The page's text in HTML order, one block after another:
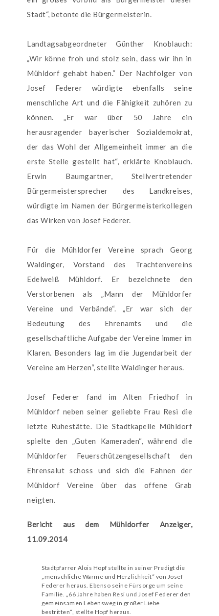
Stadt“, betonte die Bürgermeisterin.
Landtagsabgeordneter Günther Knoblauch:
„Wir könne froh und stolz sein, dass wir ihn in
Mühldorf gehabt haben.“ Der Nachfolger von
Josef Federer würdigte ebenfalls seine
menschliche Art und die Fähigkeit zuhören zu
können. „Er war über 50 Jahre ein
herausragender bayerischer Sozialdemokrat,
der das Wohl der Allgemeinheit immer an die
erste Stelle gestellt hat“, erklärte Knoblauch.
Erwin Baumgartner, Stellvertretender
Bürgermeistersprecher des Landkreises,
würdigte im Namen der Bürgermeisterkollegen
das Wirken von Josef Federer.
Für die Mühldorfer Vereine sprach Georg
Waldinger, Vorstand des Trachtenvereins
Edelweiß Mühldorf. Er bezeichnete den
Verstorbenen als „Mann der Mühldorfer
Vereine und Verbände“. „Er war sich der
Bedeutung des Ehrenamts und die
gesellschaftliche Aufgabe der Vereine immer im
Klaren. Besonders lag im die Jugendarbeit der
Vereine am Herzen“, stellte Waldinger heraus.
Josef Federer fand im Alten Friedhof in
Mühldorf neben seiner geliebte Frau Resi die
letzte Ruhestätte. Die Stadtkapelle Mühldorf
spielte den „Guten Kameraden“, während die
Mühldorfer Feuerschützengesellschaft den
Ehrensalut schoss und sich die Fahnen der
Mühldorf Vereine über das offene Grab
neigten.
Bericht aus dem Mühldorfer Anzeiger,
11.09.2014
Stadtpfarrer Alois Hopf stellte in seiner Predigt die
„menschliche Wärme und Herzlichkeit“ von Josef
Federer heraus. Ebenso seine Fürsorge um seine
Familie. „66 Jahre haben Resi und Josef Federer den
gemeinsamen Lebensweg in großer Liebe
bestritten“, stellte Hopf heraus.